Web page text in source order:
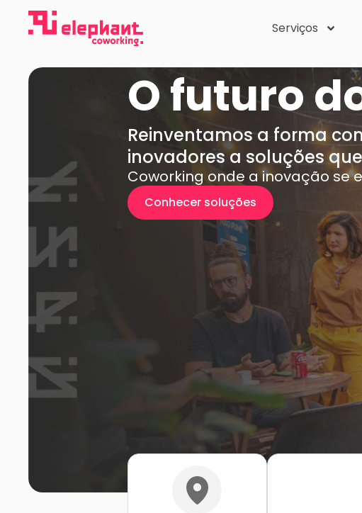
conteúdo
Serviços
O futuro
Reinventamos a forma
inovadores a soluções
Coworking onde a inovação se
Conhecer soluções